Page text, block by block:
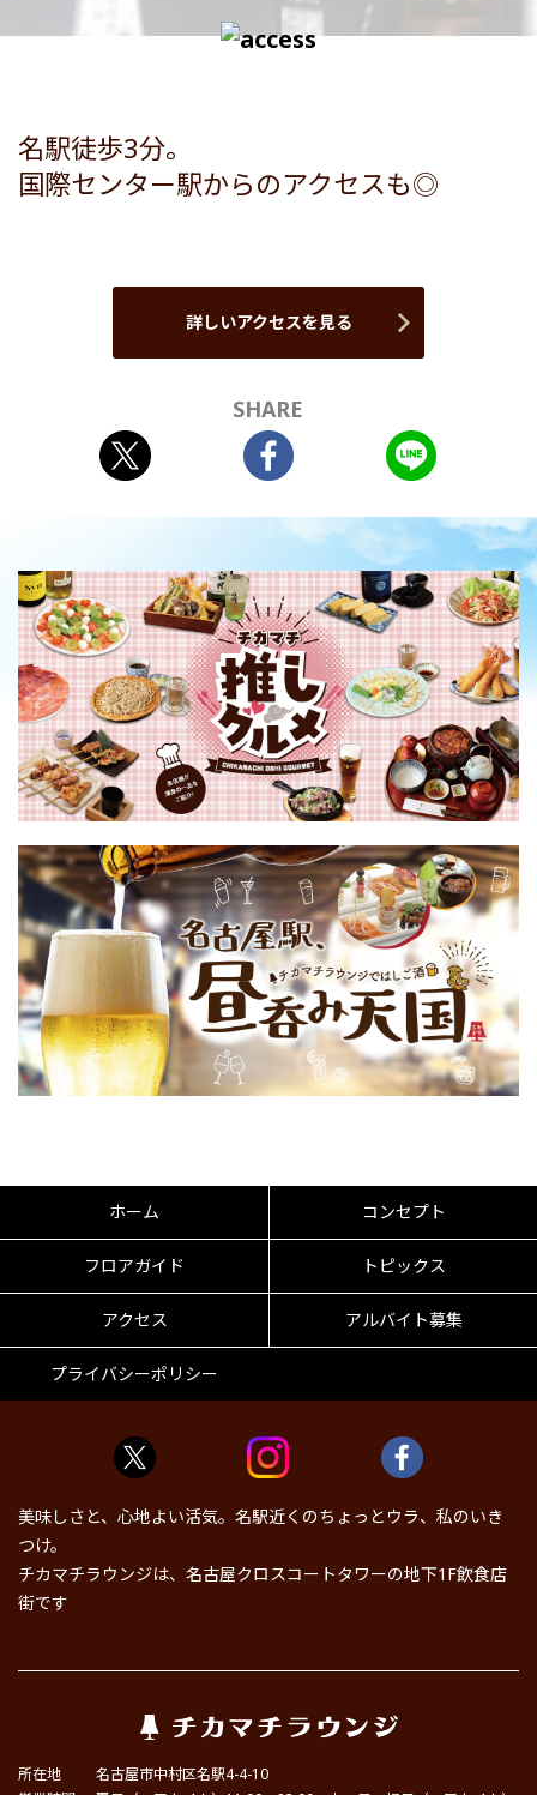
名駅徒歩3分。
国際センター駅からのアクセスも◎
詳しいアクセスを見る
SHARE
ホーム コンセプト
フロアガイド トピックス
アクセス アルバイト募集
プライバシーポリシー
美味しさと、心地よい活気。名駅近くのちょっとウラ、私のいき
つけ。
チカマチラウンジは、名古屋クロスコートタワーの地下1F飲食店
街です
所在地
名古屋市中村区名駅4-4-10